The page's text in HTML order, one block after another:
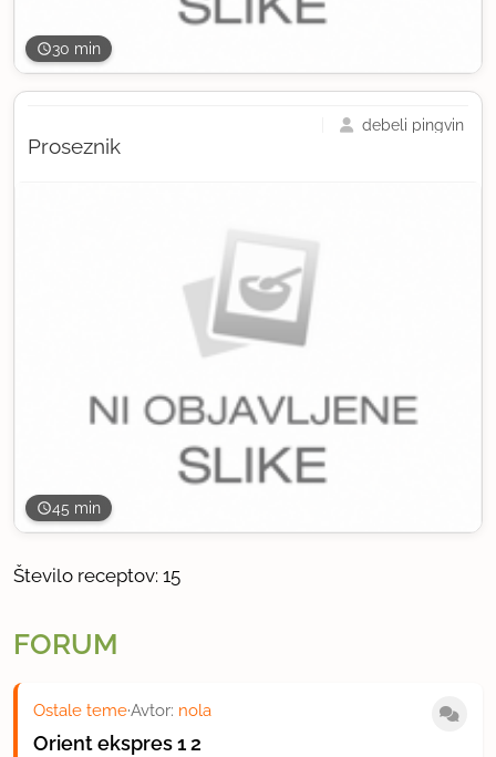
30 min
45 min
Proseznik
debeli pingvin
Število receptov: 15
FORUM
Ostale teme·Avtor: nola
Orient ekspres12